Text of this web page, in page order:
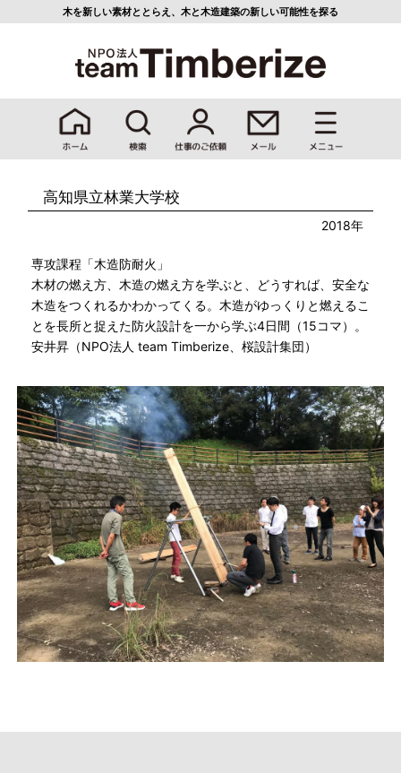
木を新しい素材ととらえ、 木と木造建築の新しい可能性を探る
高知県立林業大学校
2018年
専攻課程「木造防耐火」
木材の燃え方、木造の燃え方を学ぶと、どうすれば、安全な
木造をつくれるかわかってくる。木造がゆっくりと燃えるこ
とを長所と捉えた防火設計を一から学ぶ4日間（15コマ）。
安井昇（NPO法人 team Timberize、桜設計集団）